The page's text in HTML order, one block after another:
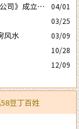
司》成立5
04/01
03/25
风水 03/09
10/28
12/09
58豆丁百姓